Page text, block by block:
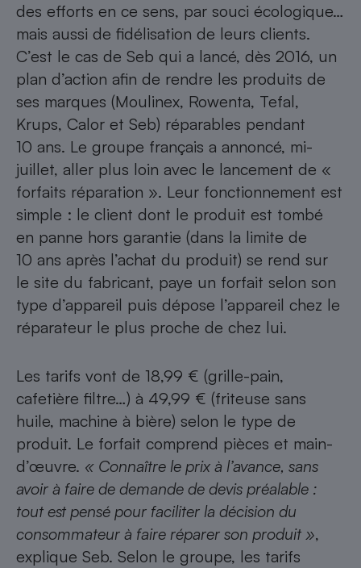
des efforts en ce sens, par souci écologique…
mais aussi de fidélisation de leurs clients.
C’est le cas de Seb qui a lancé, dès 2016, un
plan d’action afin de rendre les produits de
ses marques (Moulinex, Rowenta, Tefal,
Krups, Calor et Seb) réparables pendant
10 ans. Le groupe français a annoncé, mi-
juillet, aller plus loin avec le lancement de «
forfaits réparation ». Leur fonctionnement est
simple : le client dont le produit est tombé
en panne hors garantie (dans la limite de
10 ans après l’achat du produit) se rend sur
le site du fabricant, paye un forfait selon son
type d’appareil puis dépose l’appareil chez le
réparateur le plus proche de chez lui.
Les tarifs vont de 18,99 € (grille-pain,
cafetière filtre…) à 49,99 € (friteuse sans
huile, machine à bière) selon le type de
produit. Le forfait comprend pièces et main-
d’œuvre. « Connaître le prix à l’avance, sans
avoir à faire de demande de devis préalable :
tout est pensé pour faciliter la décision du
consommateur à faire réparer son produit »,
explique Seb. Selon le groupe, les tarifs